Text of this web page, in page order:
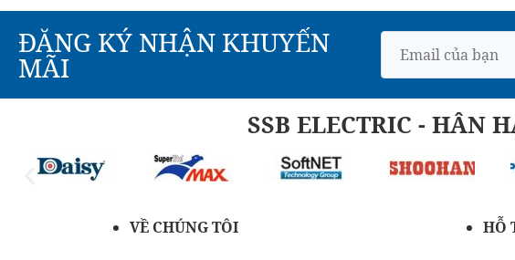
ĐĂNG KÝ NHẬN KHUYẾN
MÃI
SSB ELECTRIC - HÂN
VỀ CHÚNG TÔI HỖ